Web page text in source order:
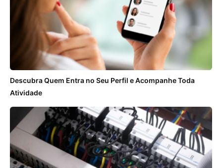
Descubra Quem Entra no Seu Perfil e Acompanhe Toda
Atividade